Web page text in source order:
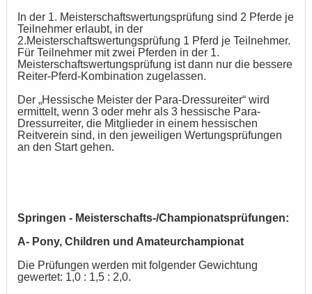
In der 1. Meisterschaftswertungsprüfung sind 2 Pferde je
Teilnehmer erlaubt, in der
2.Meisterschaftswertungsprüfung 1 Pferd je Teilnehmer.
Für Teilnehmer mit zwei Pferden in der 1.
Meisterschaftswertungsprüfung ist dann nur die bessere
Reiter-Pferd-Kombination zugelassen.
Der „Hessische Meister der Para-Dressureiter“ wird
ermittelt, wenn 3 oder mehr als 3 hessische Para-
Dressurreiter, die Mitglieder in einem hessischen
Reitverein sind, in den jeweiligen Wertungsprüfungen
an den Start gehen.
Springen - Meisterschafts-/Championatsprüfungen:
A- Pony, Children und Amateurchampionat
Die Prüfungen werden mit folgender Gewichtung
gewertet: 1,0 : 1,5 : 2,0.